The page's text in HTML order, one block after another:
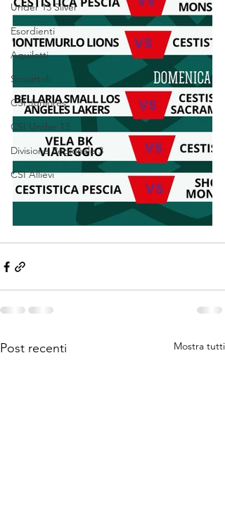
Under 13 Silver
Esordienti
Aquilotti
Scoiattoli
CSI Juniores
CSI Under 13
Divisione Regionale 3
CSI Allievi
Post recenti Mostra tutti